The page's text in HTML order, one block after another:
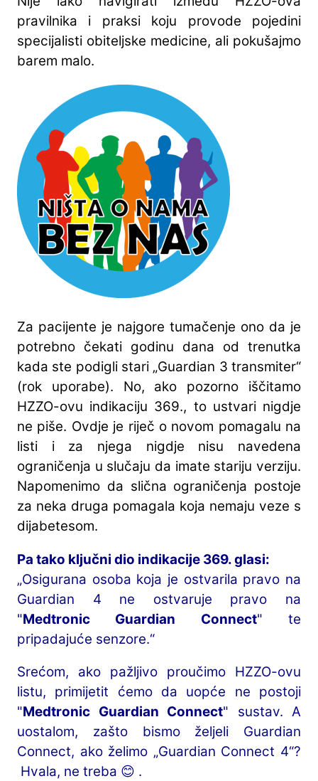
pravilnika i praksi koju provode pojedini
specijalisti obiteljske medicine, ali pokušajmo
barem malo.
Za pacijente je najgore tumačenje ono da je
potrebno čekati godinu dana od trenutka
kada ste podigli stari „Guardian 3 transmiter“
(rok uporabe). No, ako pozorno iščitamo
HZZO-ovu indikaciju 369., to ustvari nigdje
ne piše. Ovdje je riječ o novom pomagalu na
listi i za njega nigdje nisu navedena
ograničenja u slučaju da imate stariju verziju.
Napomenimo da slična ograničenja postoje
za neka druga pomagala koja nemaju veze s
dijabetesom.
Pa tako ključni dio indikacije 369. glasi:
„Osigurana osoba koja je ostvarila pravo na
Guardian 4 ne ostvaruje pravo na
"Medtronic Guardian Connect" te
pripadajuće senzore.“
Srećom, ako pažljivo proučimo HZZO-ovu
listu, primijetit ćemo da uopće ne postoji
"Medtronic Guardian Connect" sustav. A
uostalom, zašto bismo željeli Guardian
Connect, ako želimo „Guardian Connect 4“?
Hvala, ne treba 😊 .